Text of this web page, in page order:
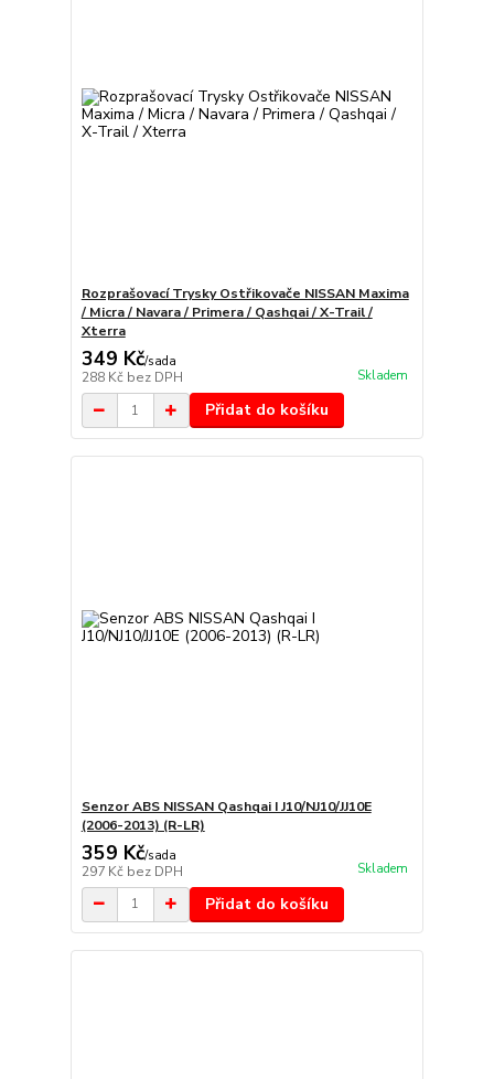
Rozprašovací Trysky Ostřikovače NISSAN Maxima
/ Micra / Navara / Primera / Qashqai / X-Trail /
Xterra
349 Kč/sada
288 Kč bez DPH Skladem
Přidat do košíku
Senzor ABS NISSAN Qashqai I J10/NJ10/JJ10E
(2006-2013) (R-LR)
359 Kč/sada
297 Kč bez DPH Skladem
Přidat do košíku